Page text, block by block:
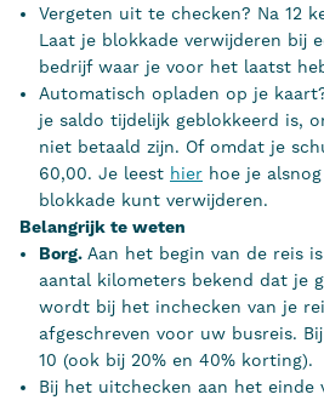
Vergeten uit te checken? Na 12
Laat je blokkade verwijderen bij
bedrijf waar je voor het laatst
Automatisch opladen op je
je saldo tijdelijk geblokkeerd is,
niet betaald zijn. Of omdat je
60,00. Je leest hier hoe je
blokkade kunt verwijderen.
Belangrijk te weten
Borg. Aan het begin van de reis
aantal kilometers bekend dat je
wordt bij het inchecken van je
afgeschreven voor uw busreis.
10 (ook bij 20% en 40% korting).
Bij het uitchecken aan het einde